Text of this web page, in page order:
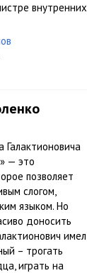
Галактионовича
— это
позволяет
слогом,
языком. Но
доносить
имел
– трогать
играть на